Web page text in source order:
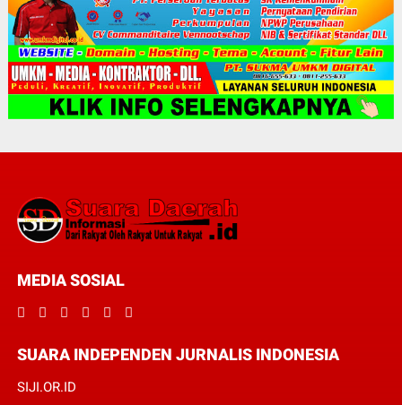
MEDIA SOSIAL
SUARA INDEPENDEN JURNALIS INDONESIA
SIJI.OR.ID